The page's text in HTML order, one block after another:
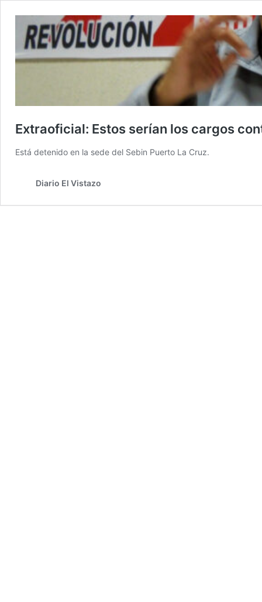
Extraoficial: Estos serían los cargos
Está detenido en la sede del Sebin Puerto La Cruz.
Diario El Vistazo